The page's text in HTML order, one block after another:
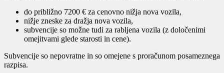
do približno 7200 € za cenovno nižja nova vozila,
nižje zneske za dražja nova vozila,
subvencije so možne tudi za rabljena vozila (z določenimi
omejitvami glede starosti in cene).
Subvencije so nepovratne in so omejene s proračunom posameznega
razpisa.